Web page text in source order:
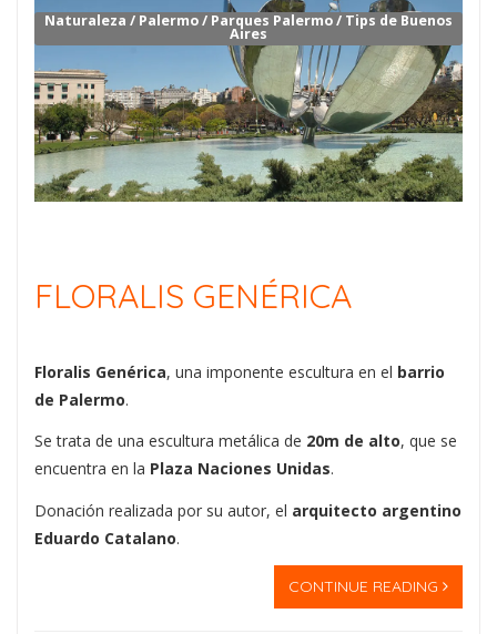
Naturaleza / Palermo/ Parques Palermo/ Tips de Buenos
Aires
FLORALIS GENÉRICA
Floralis Genérica, una imponente escultura en el barrio
de Palermo.
Se trata de una escultura metálica de 20m de alto, que se
encuentra en la Plaza Naciones Unidas.
Donación realizada por su autor, el arquitecto argentino
Eduardo Catalano.
CONTINUE READING